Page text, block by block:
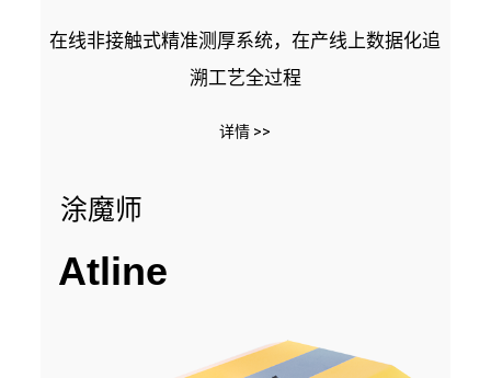
在线非接触式精准测厚系统，在产线上数据化追
溯工艺全过程
详情 >>
涂魔师
Atline